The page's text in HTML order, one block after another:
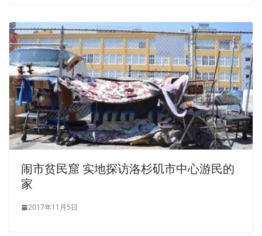
闹市贫民窟 实地探访洛杉矶市中心游民的
家
2017年11月5日